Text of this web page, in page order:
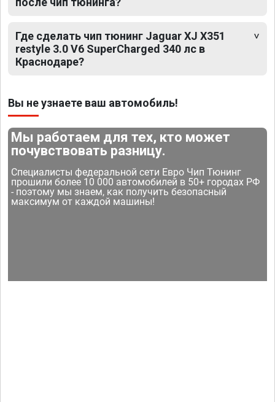
Где сделать чип тюнинг Jaguar XJ X351
restyle 3.0 V6 SuperCharged 340 лс в
Краснодаре?
Вы не узнаете ваш автомобиль!
Мы работаем для тех, кто может
почувствовать разницу.
Специалисты федеральной сети Евро Чип Тюнинг
прошили более 10 000 автомобилей в 50+ городах РФ
- поэтому мы знаем, как получить безопасный
максимум от каждой машины!